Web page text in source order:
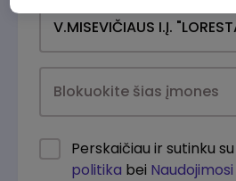
Perskaičiau ir sutinku su
politika bei